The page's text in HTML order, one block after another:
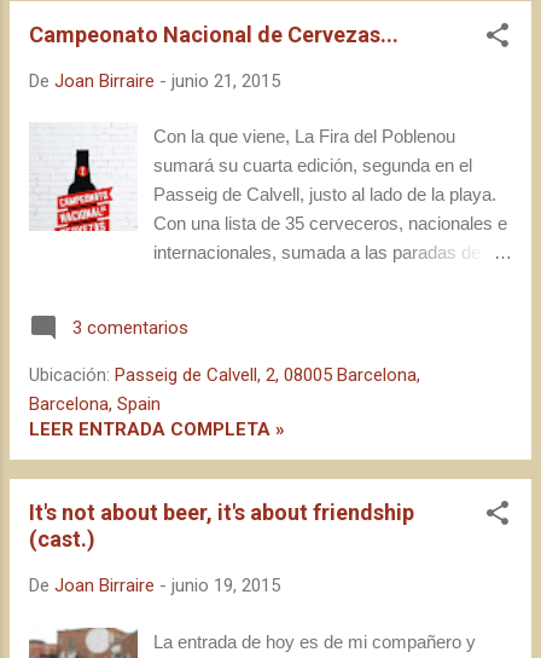
el proceso, me salta una alerta temprana.
"España exporta el vino más barato del
mundo. Tenemos que aprender de nuestros
vecinos italianos y franceses y hacer que se
valoren nuestros productos (no es un
problema exclusivo del mundo del vino)" .
Campeonato Nacional de Cervezas...
De Joan Birraire - junio 21, 2015
Con la que viene, La Fira del Poblenou
sumará su cuarta edición, segunda en el
Passeig de Calvell, justo al lado de la playa.
Con una lista de 35 cerveceros, nacionales e
internacionales, sumada a las paradas de
(del 3 al 5 de julio), se ha convertido sin duda
en una de las citas importantes del año para
los aficionados a la cerveza. En esta
ocasión, no obstante, me gustaría destacar
la celebración paralela del Campeonato
Nacional de Cervezas , organizado por la
Associació Cultural per a la Divulgació de la
los compañeros de La Cervecita Nuestra de
3 comentarios
Ubicación: Passeig de Calvell, 2, 08005 Barcelona,
Barcelona, Spain
LEER ENTRADA COMPLETA »
It's not about beer, it's about friendship
(cast.)
De Joan Birraire - junio 19, 2015
La entrada de hoy es de mi compañero y